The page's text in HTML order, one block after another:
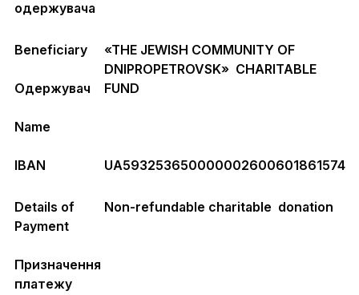
одержувача
Beneficiary
Одержувач
Name
IBAN
«THE JEWISH COMMUNITY OF
DNIPROPETROVSK» CHARITABLE
FUND
UA593253650000002600601861574
Details of
Payment
Призначення
платежу
Non-refundable charitable donation